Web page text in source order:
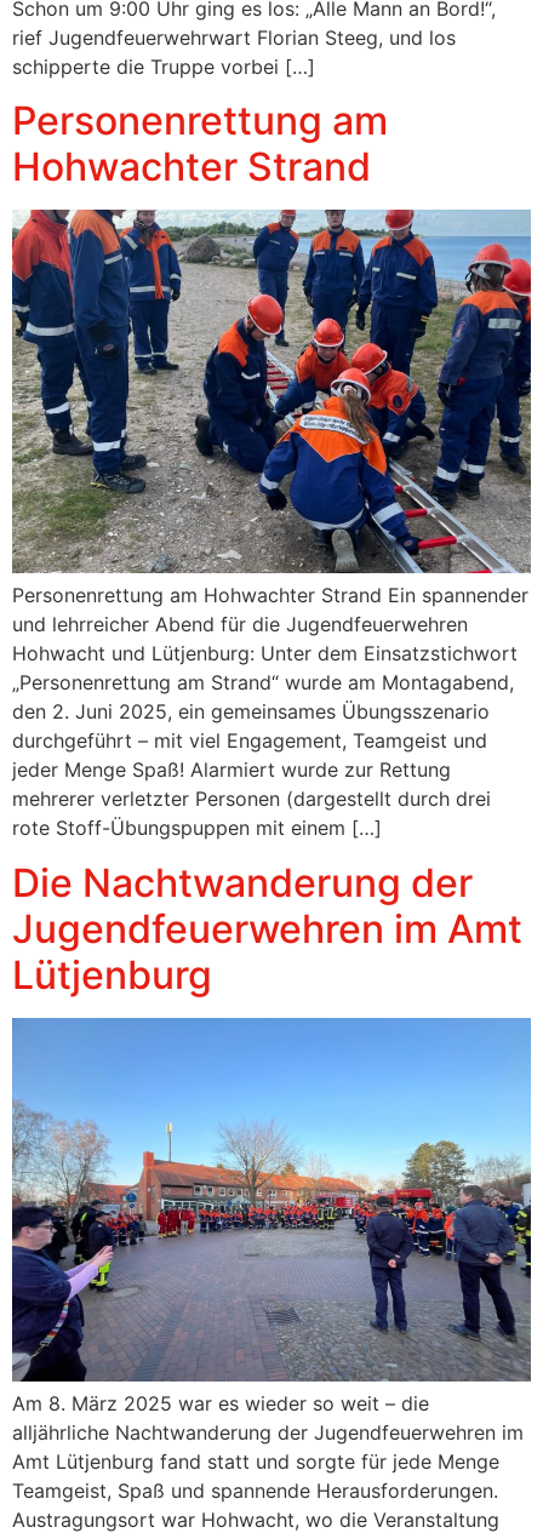
Schon um 9:00 Uhr ging es los: „Alle Mann an Bord!“,
rief Jugendfeuerwehrwart Florian Steeg, und los
schipperte die Truppe vorbei […]
Personenrettung am
Hohwachter Strand
Personenrettung am Hohwachter Strand Ein spannender
und lehrreicher Abend für die Jugendfeuerwehren
Hohwacht und Lütjenburg: Unter dem Einsatzstichwort
„Personenrettung am Strand“ wurde am Montagabend,
den 2. Juni 2025, ein gemeinsames Übungsszenario
durchgeführt – mit viel Engagement, Teamgeist und
jeder Menge Spaß! Alarmiert wurde zur Rettung
mehrerer verletzter Personen (dargestellt durch drei
rote Stoff-Übungspuppen mit einem […]
Die Nachtwanderung der
Jugendfeuerwehren im Amt
Lütjenburg
Am 8. März 2025 war es wieder so weit – die
alljährliche Nachtwanderung der Jugendfeuerwehren im
Amt Lütjenburg fand statt und sorgte für jede Menge
Teamgeist, Spaß und spannende Herausforderungen.
Austragungsort war Hohwacht, wo die Veranstaltung